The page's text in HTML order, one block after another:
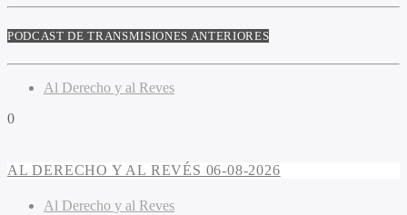
PODCAST DE TRANSMISIONES ANTERIORES
Al Derecho y al Reves
0
AL DERECHO Y AL REVÉS 06-08-2026
Al Derecho y al Reves